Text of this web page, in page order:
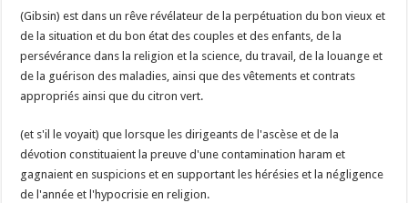
(Gibsin) est dans un rêve révélateur de la perpétuation du bon vieux et
de la situation et du bon état des couples et des enfants, de la
persévérance dans la religion et la science, du travail, de la louange et
de la guérison des maladies, ainsi que des vêtements et contrats
appropriés ainsi que du citron vert.
(et s'il le voyait) que lorsque les dirigeants de l'ascèse et de la
dévotion constituaient la preuve d'une contamination haram et
gagnaient en suspicions et en supportant les hérésies et la négligence
de l'année et l'hypocrisie en religion.